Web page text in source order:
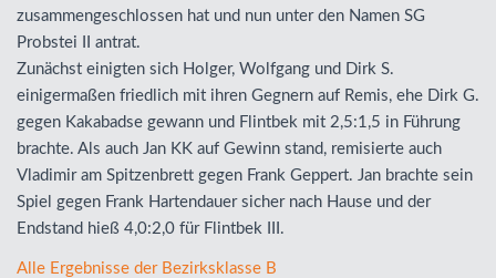
zusammengeschlossen hat und nun unter den Namen SG
Probstei II antrat.
Zunächst einigten sich Holger, Wolfgang und Dirk S.
einigermaßen friedlich mit ihren Gegnern auf Remis, ehe Dirk G.
gegen Kakabadse gewann und Flintbek mit 2,5:1,5 in Führung
brachte. Als auch Jan KK auf Gewinn stand, remisierte auch
Vladimir am Spitzenbrett gegen Frank Geppert. Jan brachte sein
Spiel gegen Frank Hartendauer sicher nach Hause und der
Endstand hieß 4,0:2,0 für Flintbek
.
Alle Ergebnisse der Bezirksklasse B